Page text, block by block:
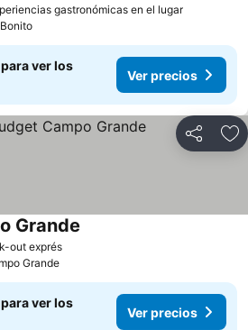
gastronómicas en el lugar
Bonito
ver los
Ver precios
Compartir
out exprés
Grande
Grande
ver los
Ver precios